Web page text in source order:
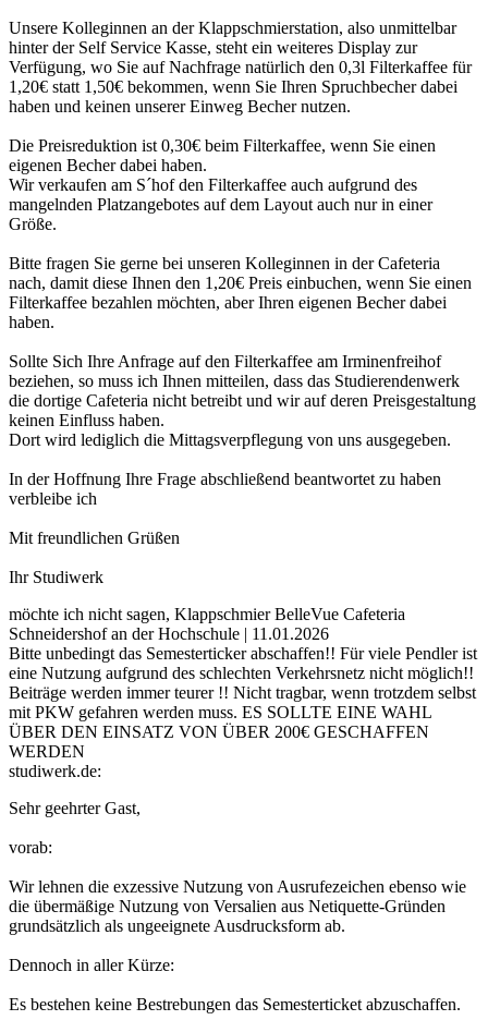
Unsere Kolleginnen an der Klappschmierstation, also unmittelbar
hinter der Self Service Kasse, steht ein weiteres Display zur
Verfügung, wo Sie auf Nachfrage natürlich den 0,3l Filterkaffee für
1,20€ statt 1,50€ bekommen, wenn Sie Ihren Spruchbecher dabei
haben und keinen unserer Einweg Becher nutzen.
Die Preisreduktion ist 0,30€ beim Filterkaffee, wenn Sie einen
eigenen Becher dabei haben.
Wir verkaufen am S´hof den Filterkaffee auch aufgrund des
mangelnden Platzangebotes auf dem Layout auch nur in einer
Größe.
Bitte fragen Sie gerne bei unseren Kolleginnen in der Cafeteria
nach, damit diese Ihnen den 1,20€ Preis einbuchen, wenn Sie einen
Filterkaffee bezahlen möchten, aber Ihren eigenen Becher dabei
haben.
Sollte Sich Ihre Anfrage auf den Filterkaffee am Irminenfreihof
beziehen, so muss ich Ihnen mitteilen, dass das Studierendenwerk
die dortige Cafeteria nicht betreibt und wir auf deren Preisgestaltung
keinen Einfluss haben.
Dort wird lediglich die Mittagsverpflegung von uns ausgegeben.
In der Hoffnung Ihre Frage abschließend beantwortet zu haben
verbleibe ich
Mit freundlichen Grüßen
Ihr Studiwerk
möchte ich nicht sagen, Klappschmier BelleVue Cafeteria
Schneidershof an der Hochschule | 11.01.2026
Bitte unbedingt das Semesterticker abschaffen!! Für viele Pendler ist
eine Nutzung aufgrund des schlechten Verkehrsnetz nicht möglich!!
Beiträge werden immer teurer !! Nicht tragbar, wenn trotzdem selbst
mit PKW gefahren werden muss. ES SOLLTE EINE WAHL
ÜBER DEN EINSATZ VON ÜBER 200€ GESCHAFFEN
WERDEN
studiwerk.de:
Sehr geehrter Gast,
vorab:
Wir lehnen die exzessive Nutzung von Ausrufezeichen ebenso wie
die übermäßige Nutzung von Versalien aus Netiquette-Gründen
grundsätzlich als ungeeignete Ausdrucksform ab.
Dennoch in aller Kürze:
Es bestehen keine Bestrebungen das Semesterticket abzuschaffen.